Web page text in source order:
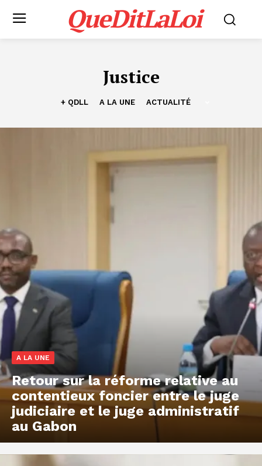
QueDitLaLoi
Justice
+ QDLL A LA UNE ACTUALITÉ
A LA UNE
Retour sur la réforme relative au
contentieux foncier entre le juge
judiciaire et le juge administratif
au Gabon